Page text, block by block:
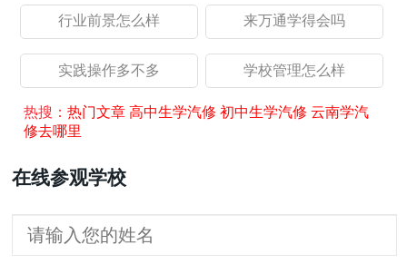
行业前景怎么样 来万通学得会吗
实践操作多不多 学校管理怎么样
热搜：热门文章 高中生学汽修 初中生学汽修 云南学汽
修去哪里
在线参观学校